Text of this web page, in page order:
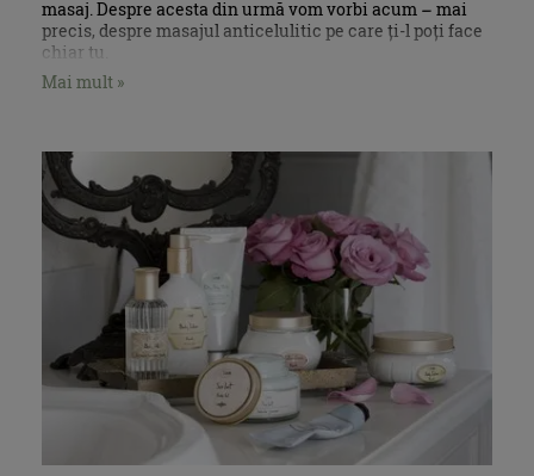
masaj. Despre acesta din urmă vom vorbi acum – mai
precis, despre masajul anticelulitic pe care ți-l poți face
chiar tu.
Mai mult »